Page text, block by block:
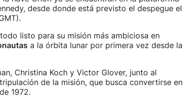
desde donde está previsto el despegue el
listo para su misión más ambiciosa en
a la órbita lunar por primera vez desde la
Christina Koch y Victor Glover, junto al
de la misión, que busca convertirse en
1972.